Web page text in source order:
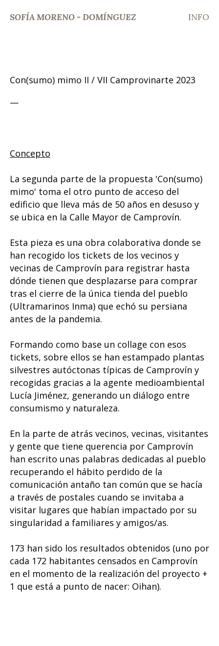
SOFÍA MORENO - DOMÍNGUEZ INFO
Con(sumo) mimo II / VII Camprovinarte 2023
—
Concepto
La segunda parte de la propuesta 'Con(sumo)
mimo' toma el otro punto de acceso del
edificio que lleva más de 50 años en desuso y
se ubica en la Calle Mayor de Camprovín.
Esta pieza es una obra colaborativa donde se
han recogido los tickets de los vecinos y
vecinas de Camprovín para registrar hasta
dónde tienen que desplazarse para comprar
tras el cierre de la única tienda del pueblo
(Ultramarinos Inma) que echó su persiana
antes de la pandemia.
Formando como base un collage con esos
tickets, sobre ellos se han estampado plantas
silvestres autóctonas típicas de Camprovín y
recogidas gracias a la agente medioambiental
Lucía Jiménez, generando un diálogo entre
consumismo y naturaleza.
En la parte de atrás vecinos, vecinas, visitantes
y gente que tiene querencia por Camprovín
han escrito unas palabras dedicadas al pueblo
recuperando el hábito perdido de la
comunicación antaño tan común que se hacía
a través de postales cuando se invitaba a
visitar lugares que habían impactado por su
singularidad a familiares y amigos/as.
173 han sido los resultados obtenidos (uno por
cada 172 habitantes censados en Camprovín
en el momento de la realización del proyecto +
1 que está a punto de nacer: Oihan).